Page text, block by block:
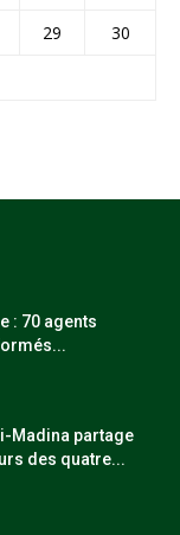
29
30
: 70 agents
Madina partage
des quatre...